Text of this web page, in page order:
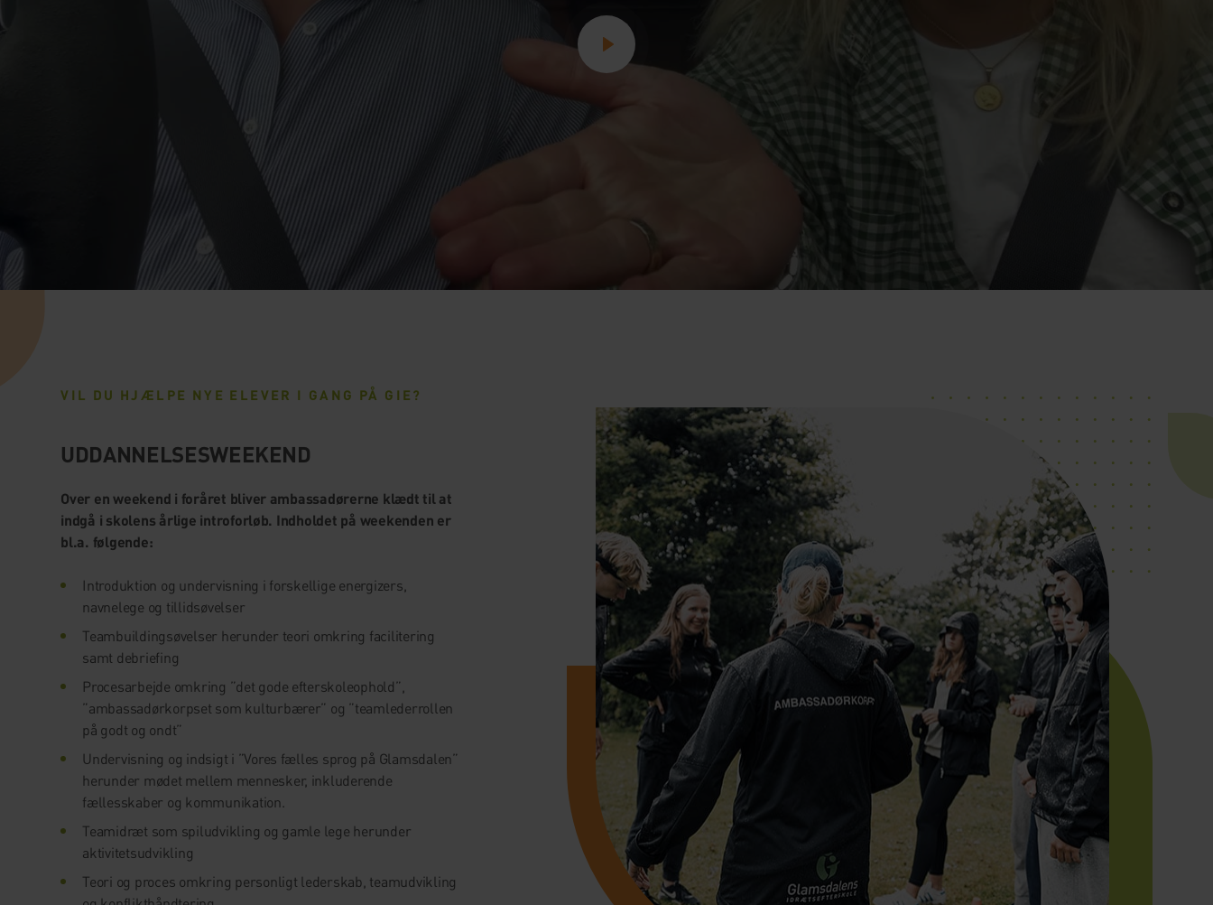
VIL DU HJÆLPE NYE ELEVER I GANG PÅ GIE?
UDDANNELSESWEEKEND
Over en weekend i foråret bliver ambassadørerne klædt til at
indgå i skolens årlige introforløb. Indholdet på weekenden er
bl.a. følgende:
Introduktion og undervisning i forskellige energizers,
navnelege og tillidsøvelser
Teambuildingsøvelser herunder teori omkring facilitering
samt debriefing
Procesarbejde omkring ”det gode efterskoleophold”,
”ambassadørkorpset som kulturbærer” og ”teamlederrollen
på godt og ondt”
Undervisning og indsigt i ”Vores fælles sprog på Glamsdalen”
herunder mødet mellem mennesker, inkluderende
fællesskaber og kommunikation.
Teamidræt som spiludvikling og gamle lege herunder
aktivitetsudvikling
Teori og proces omkring personligt lederskab, teamudvikling